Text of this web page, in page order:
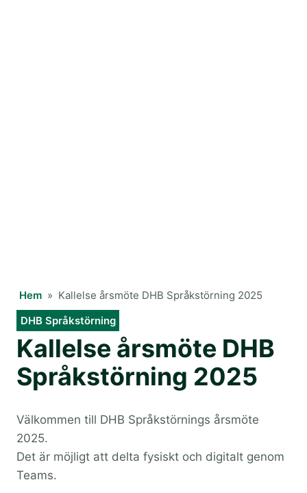
Hem » Kallelse årsmöte DHB Språkstörning 2025
DHB Språkstörning
Kallelse årsmöte DHB
Språkstörning 2025
Välkommen till DHB Språkstörnings årsmöte
2025.
Det är möjligt att delta fysiskt och digitalt genom
Teams.